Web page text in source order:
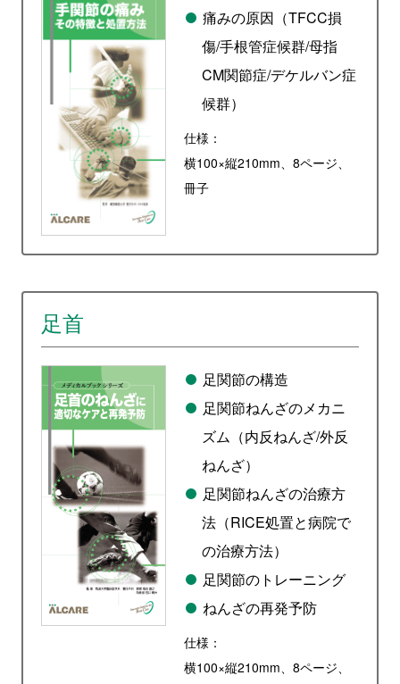
痛みの原因（TFCC損
傷/手根管症候群/母指
CM関節症/デケルバン症
候群）
仕様：
横100×縦210mm、8ページ、
冊子
足首
足関節の構造
足関節ねんざのメカニ
ズム（内反ねんざ/外反
ねんざ）
足関節ねんざの治療方
法（RICE処置と病院で
の治療方法）
足関節のトレーニング
ねんざの再発予防
仕様：
横100×縦210mm、8ページ、